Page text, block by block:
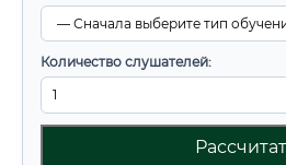
Количество слушателей: